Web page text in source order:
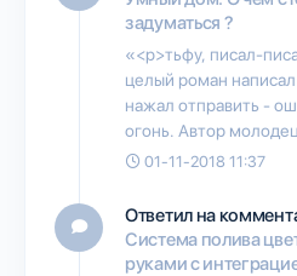
задуматься ?
«<p>тьфу, писал-
целый роман
нажал отправить -
огонь. Автор
01-11-2018 11:37
Ответил на
Система полива
руками с